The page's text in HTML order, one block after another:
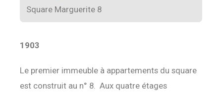
Square Marguerite 8
1903
Le premier immeuble à appartements du square
est construit au n° 8. Aux quatre étages